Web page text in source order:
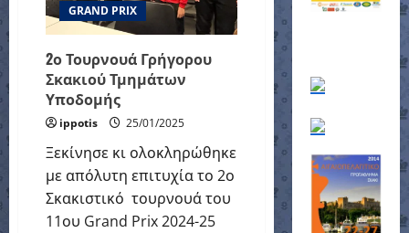
GRAND PRIX
2ο Τουρνουά Γρήγορου
Σκακιού Τμημάτων
Υποδομής
ippotis 25/01/2025
Ξεκίνησε κι ολοκληρώθηκε
με απόλυτη επιτυχία το 2ο
Σκακιστικό τουρνουά του
11ου Grand Prix 2024-25